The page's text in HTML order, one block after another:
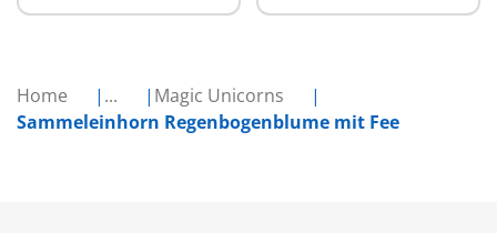
Home ...
Magic Unicorns
Sammeleinhorn Regenbogenblume mit Fee